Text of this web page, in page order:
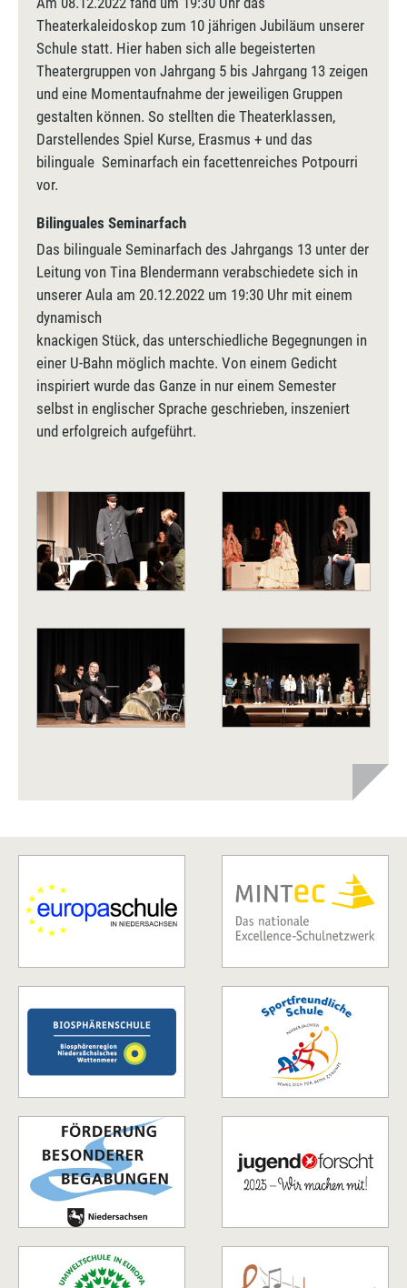
Theaterkaleidoskop zum 10 jährigen Jubiläum unserer
Schule statt. Hier haben sich alle begeisterten
Theatergruppen von Jahrgang 5 bis Jahrgang 13 zeigen
und eine Momentaufnahme der jeweiligen Gruppen
gestalten können. So stellten die Theaterklassen,
Darstellendes Spiel Kurse, Erasmus + und das
bilinguale Seminarfach ein facettenreiches Potpourri
vor.
Bilinguales Seminarfach
Das bilinguale Seminarfach des Jahrgangs 13 unter der
Leitung von Tina Blendermann verabschiedete sich in
unserer Aula am 20.12.2022 um 19:30 Uhr mit einem
dynamisch
knackigen Stück, das unterschiedliche Begegnungen in
einer U-Bahn möglich machte. Von einem Gedicht
inspiriert wurde das Ganze in nur einem Semester
selbst in englischer Sprache geschrieben, inszeniert
und erfolgreich aufgeführt.